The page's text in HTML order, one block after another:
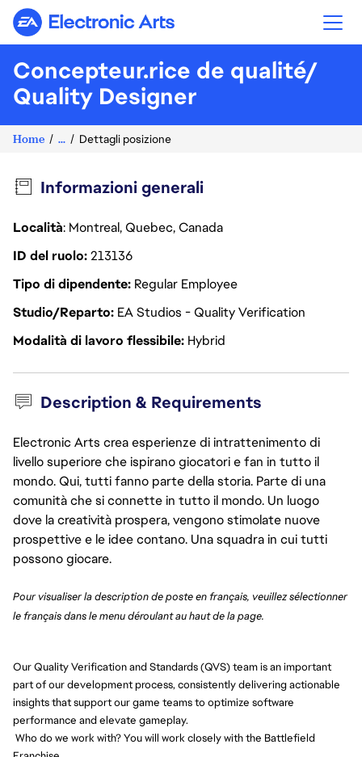
Electronic Arts
Concepteur.rice de qualité/
Quality Designer
Home ... Dettagli posizione
Informazioni generali
Località: Montreal, Quebec, Canada
ID del ruolo213136
Tipo di dipendente Regular Employee
Studio/Reparto EA Studios - Quality Verification
Modalità di lavoro flessibile Hybrid
Description & Requirements
Electronic Arts crea esperienze di intrattenimento di
livello superiore che ispirano giocatori e fan in tutto il
mondo. Qui, tutti fanno parte della storia. Parte di una
comunità che si connette in tutto il mondo. Un luogo
dove la creatività prospera, vengono stimolate nuove
prospettive e le idee contano. Una squadra in cui tutti
possono giocare.
Pour visualiser la description de poste en français, veuillez sélectionner
le français dans le menu déroulant au haut de la page.
Our Quality Verification and Standards (QVS) team is an important
part of our development process, consistently delivering actionable
insights that support our game teams to optimize software
performance and elevate gameplay.
Who do we work with? You will work closely with the Battlefield